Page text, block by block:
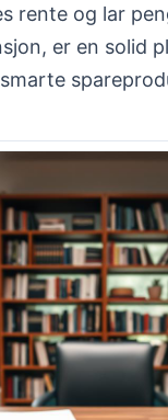
rente og lar
er en solid